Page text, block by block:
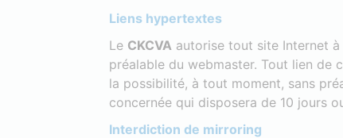
Liens hypertextes
Le CKCVAautorise tout site Internet à
préalable du webmaster. Tout lien de
la possibilité, à tout moment, sans
concernée qui disposera de 10 jours
Interdiction de mirroring